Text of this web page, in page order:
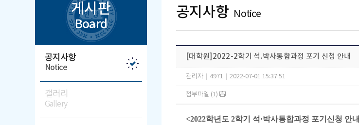
게시판
Board
공지사항
Notice
갤러리
Gallery
공지사항 Notice
[대학원]2022-2학기 석.박사통합과정 포기 신청 안내
관리자 4971 2022-07-01 15:37:51
첨부파일 (1)
<2022학년도 2학기 석·박사통합과정 포기신청 안내